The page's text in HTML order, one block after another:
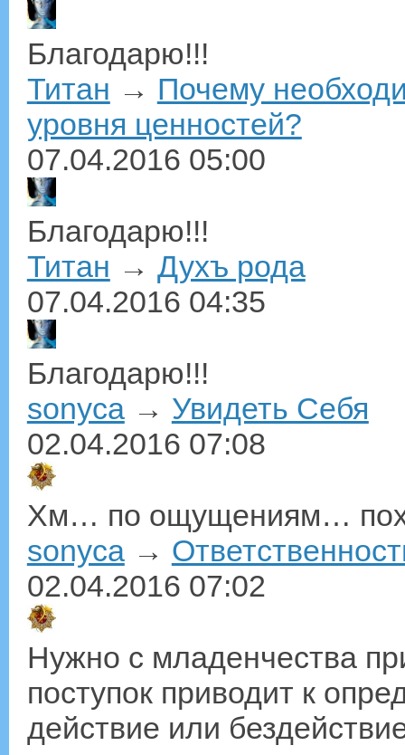
Благодарю!!!
Титан → Почему
уровня ценностей?
07.04.2016 05:00
Благодарю!!!
Титан → Духъ рода
07.04.2016 04:35
Благодарю!!!
sonyca→ Увидеть Себя
02.04.2016 07:08
Хм… по ощущениям…
sonyca→
02.04.2016 07:02
Нужно с младенчества
поступок приводит к
действие или